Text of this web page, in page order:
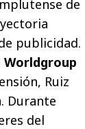
de
publicidad.
Worldgroup
Ruiz
Durante
del